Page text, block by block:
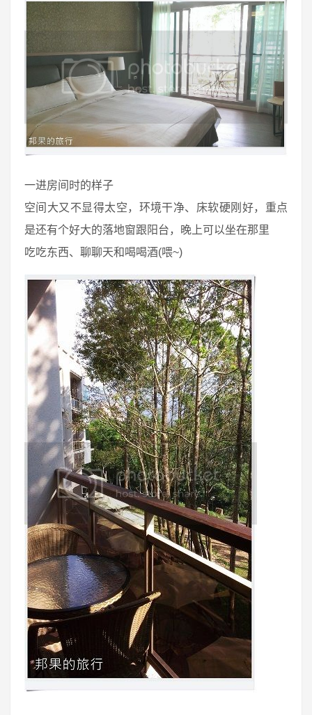
一进房间时的样子
空间大又不显得太空，环境干净、床软硬刚好，重点
是还有个好大的落地窗跟阳台，晚上可以坐在那里
吃吃东西、聊聊天和喝喝酒(喂~)